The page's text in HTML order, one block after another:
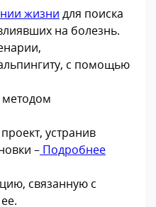
жизни для поиска
на болезнь.
с помощью
методом
устранив
– Подробнее
связанную с